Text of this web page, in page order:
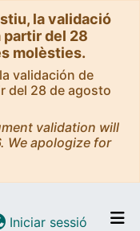
la validació
partir del 28
molèsties.
validación de
del 28 de agosto
validation will
We apologize for
Iniciar sessió (current)